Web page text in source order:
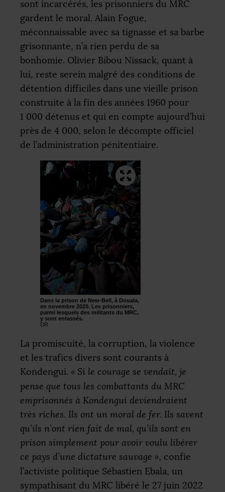
sont incarcérés, les prisonniers du MRC
gardent le moral. Alain Fogue,
méconnaissable avec sa tignasse et sa barbe
grisonnante, n’a rien perdu de sa
bonhomie. Olivier Bibou Nissack, quant à
lui, reste serein malgré des conditions de
détention difficiles dans une vieille prison
construite à la fin des années 1960 pour
1 000 détenus et qui en compte aujourd’hui
près de 4 000, selon le décompte officiel
de l’administration pénitentiaire.
Dans la prison de New-Bell, à Douala,
en novembre 2020. Les prisonniers,
parmi lesquels des militants du MRC,
y sont entassés.
DR
La promiscuité, la corruption, la violence
et les trafics divers sont courants à
Kondengui. « Si le courage se vendait, je
pense que tous les combattants du MRC
emprisonnés à Kondengui deviendraient
très riches. Ils ont un moral de fer. Ils savent
qu’ils n’ont rien fait de mal, qu’ils sont en
prison simplement pour avoir voulu libérer
ce pays d’une dictature sauvage », confie
l’activiste politique Sébastien Ebala, un
sympathisant du MRC libéré le 27 juin 2022